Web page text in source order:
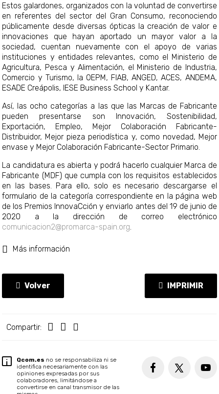
Estos galardones, organizados con la voluntad de convertirse
en referentes del sector del Gran Consumo, reconociendo
públicamente desde diversas ópticas la creación de valor e
innovaciones que hayan aportado un mayor valor a la
sociedad, cuentan nuevamente con el apoyo de varias
instituciones y entidades relevantes, como el Ministerio de
Agricultura, Pesca y Alimentación, el Ministerio de Industria,
Comercio y Turismo, la OEPM, FIAB, ANGED, ACES, ANDEMA,
ESADE Creápolis, IESE Business School y Kantar.
Así, las ocho categorías a las que las Marcas de Fabricante
pueden presentarse son Innovación, Sostenibilidad,
Exportación, Empleo, Mejor Colaboración Fabricante-
Distribuidor, Mejor pieza periodística y, como novedad, Mejor
envase y Mejor Colaboración Fabricante-Sector Primario.
La candidatura es abierta y podrá hacerlo cualquier Marca de
Fabricante (MDF) que cumpla con los requisitos establecidos
en las bases. Para ello, solo es necesario descargarse el
formulario de la categoría correspondiente en la página web
de los Premios InnovaCción y enviarlo antes del 19 de junio de
2020 a la dirección de correo electrónico
comunicacion2@promarca-spain.org
Más información
Volver IMPRIMIR
Compartir:
Qcom.es no se responsabiliza ni se
identifica necesariamente con las
opiniones expresadas por sus
colaboradores, limitándose a
convertirse en canal transmisor de las